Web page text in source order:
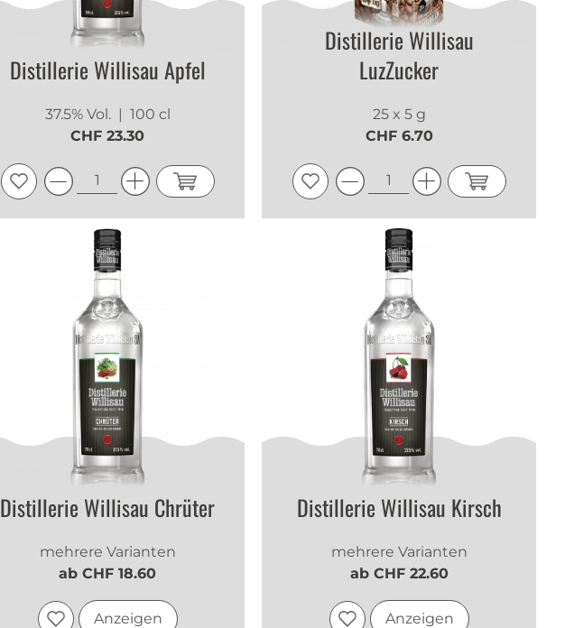
Distillerie Willisau Apfel
37.5% Vol.
| 100 cl
CHF 23.30
Distillerie Willisau
LuzZucker
25 x 5 g
CHF 6.70
Distillerie Willisau Chrüter
mehrere Varianten
ab CHF 18.60
Anzeigen
Distillerie Willisau Kirsch
mehrere Varianten
ab CHF 22.60
Anzeigen